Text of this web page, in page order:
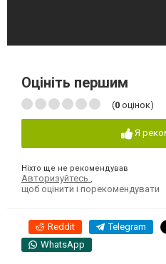
Оцініть першим
(0 оцінок)
Я
Ніхто ще не рекомендував
Авторизуйтесь
щоб оцінити і порекомендувати
Reddit Telegram
WhatsApp